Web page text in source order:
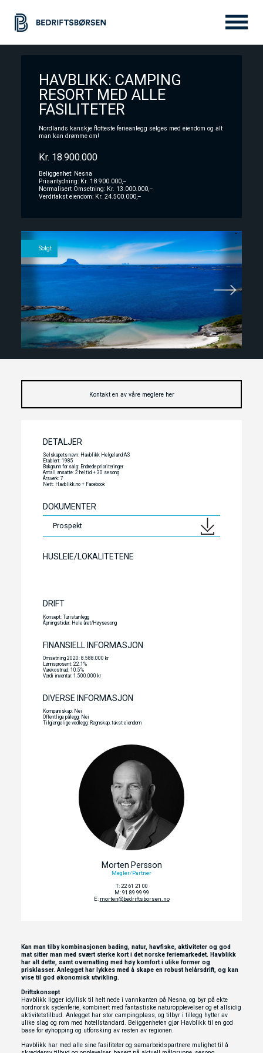
Bedrift til salgs
Selge
Tjenester
HAVBLIKK: CAMPING
RESORT MED ALLE
FASILITETER
Nordlands kanskje flotteste ferieanlegg selges med eiendom og alt
man kan drømme om!
Kr. 18.900.000
Beliggenhet: Nesna
Prisantydning: Kr. 18.900.000,–
Normalisert Omsetning: Kr. 13.000.000,–
Verditakst eiendom: Kr. 24.500.000,–
Kontakt en av våre meglere her
DETALJER
Selskapets navn: Havblikk Helgeland AS
Etablert: 1985
Bakgrunn for salg: Endrede prioriteringer
Antall ansatte: 2 heltid + 30 sesong
Årsverk: 7
Nett: Havblikk.no + Facebook
DOKUMENTER
Prospekt
HUSLEIE/LOKALITETENE
DRIFT
Konsept: Turistanlegg
Åpningstider: Hele året/Høysesong
FINANSIELL INFORMASJON
Omsetning 2020: 8.588.000 kr
Lønnsprosent: 22.1%
Varekostnad: 10.5%
Verdi inventar: 1.500.000 kr
DIVERSE INFORMASJON
Kompaniskap: Nei
Offentlige pålegg: Nei
Tilgjengelige vedlegg: Regnskap, takst eiendom
Morten Persson
Megler/Partner
T: 22 61 21 00
M: 91 89 99 99
E: morten@bedriftsborsen.no
Kan man tilby kombinasjonen bading, natur, havfiske, aktiviteter og god
mat sitter man med svært sterke kort i det norske feriemarkedet. Havblikk
har alt dette, samt overnatting med høy komfort i ulike former og
prisklasser. Anlegget har lykkes med å skape en robust helårsdrift, og kan
vise til god økonomisk utvikling.
Driftskonsept
Havblikk ligger idyllisk til helt nede i vannkanten på Nesna, og byr på ekte
nordnorsk sydenferie, kombinert med fantastiske naturopplevelser og et allsidig
aktivitetstilbud. Anlegget har stor campingplass, og tilbyr i tillegg hytter av
ulike slag og rom med hotellstandard. Beliggenheten gjør Havblikk til en god
base for øyhopping og utforsking av resten av regionen.
Havblikk har med alle sine fasiliteter og samarbeidspartnere mulighet til å